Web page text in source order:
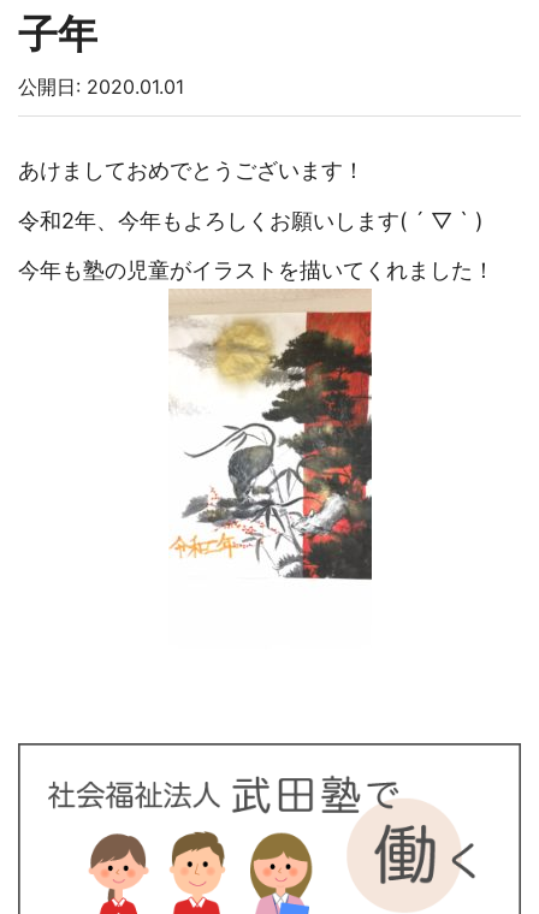
子年
公開日: 2020.01.01
あけましておめでとうございます！
令和2年、今年もよろしくお願いします( ´ ▽ ` )
今年も塾の児童がイラストを描いてくれました！